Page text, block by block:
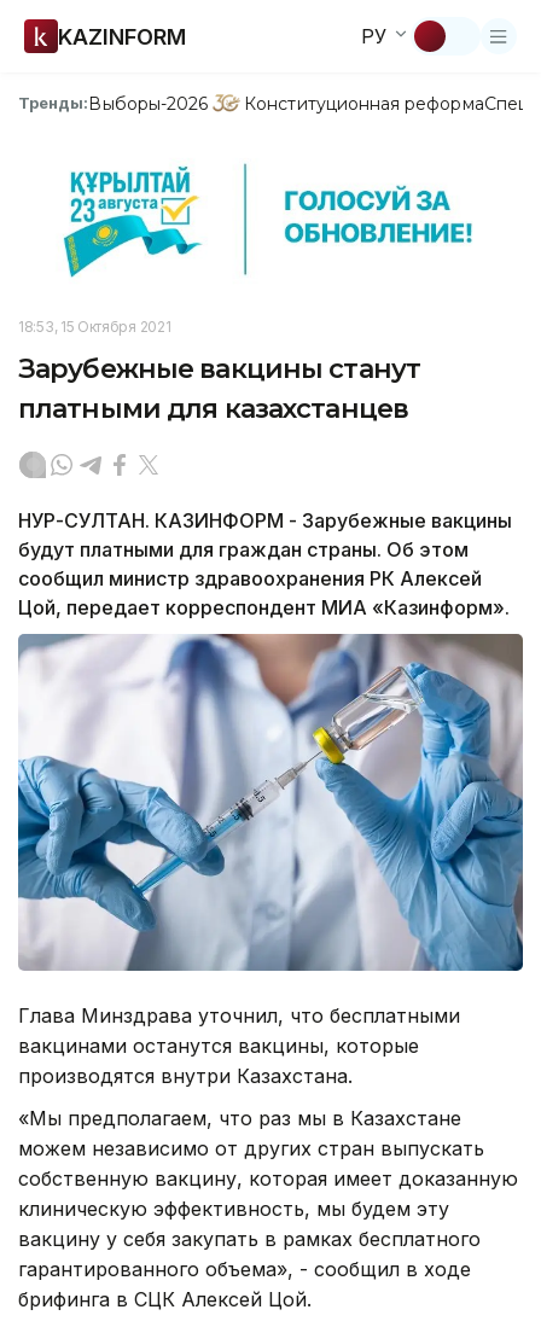
KAZINFORM РУ
Тренды:Выборы-2026 Конституционная реформа
18:53, 15 Октября 2021
Зарубежные вакцины станут
платными для казахстанцев
НУР-СУЛТАН. КАЗИНФОРМ - Зарубежные вакцины
будут платными для граждан страны. Об этом
сообщил министр здравоохранения РК Алексей
Цой, передает корреспондент МИА «Казинформ».
Глава Минздрава уточнил, что бесплатными
вакцинами останутся вакцины, которые
производятся внутри Казахстана.
«Мы предполагаем, что раз мы в Казахстане
можем независимо от других стран выпускать
собственную вакцину, которая имеет доказанную
клиническую эффективность, мы будем эту
вакцину у себя закупать в рамках бесплатного
гарантированного объема», - сообщил в ходе
брифинга в СЦК Алексей Цой.